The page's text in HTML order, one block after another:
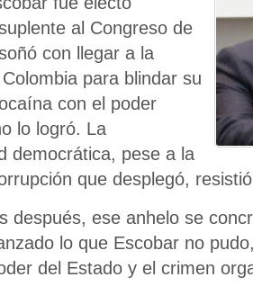
al Congreso de
con llegar a la
para blindar su
con el poder
lo logró. La
democrática, pese a la
que desplegó,
después, ese anhelo se
lo que Escobar no
del Estado y el crimen